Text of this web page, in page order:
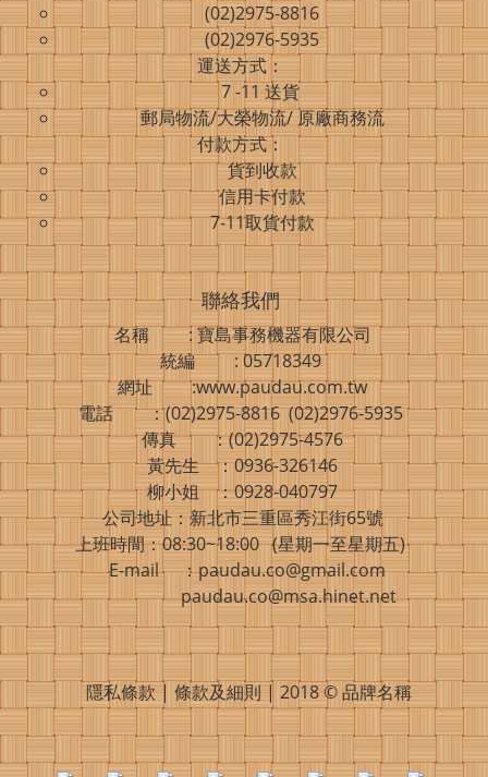
(02)2975-8816
(02)2976-5935
運送方式：
7 -11 送貨
郵局物流/大榮物流/ 原廠商務流
付款方式：
貨到收款
信用卡付款
7-11取貨付款
聯絡我們
名稱 : 寶島事務機器有限公司
統編 : 05718349
網址 :www.paudau.com.tw
電話 ：(02)2975-8816 (02)2976-5935
傳真 ：(02)2975-4576
黃先生 ：0936-326146
柳小姐 ：0928-040797
公司地址：新北市三重區秀江街65號
上班時間：08:30~18:00 (星期一至星期五)
E-mail ：paudau.co@gmail.com
paudau.co@msa.hinet.net
隱私條款 | 條款及細則 | 2018 © 品牌名稱